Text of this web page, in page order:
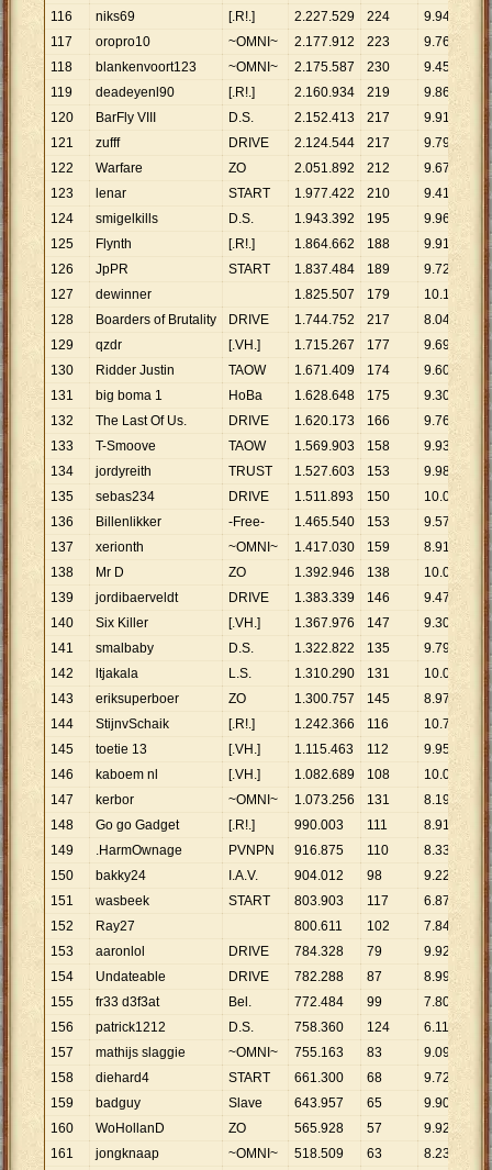
116 niks69 [.R!.] 2.227.529 224 9.944
117
oropro10 ~OMNI~ 2.177.912 223 9.766
118
blankenvoort123 ~OMNI~ 2.175.587 230 9.459
119
deadeyenl90 [.R!.] 2.160.934 219 9.867
120
BarFly VIII D.S. 2.152.413 217 9.919
121
zufff DRIVE 2.124.544 217 9.791
122
Warfare ZO 2.051.892 212 9.679
123
lenar START 1.977.422 210 9.416
124
smigelkills D.S. 1.943.392 195 9.966
125
Flynth [.R!.] 1.864.662 188 9.918
126
JpPR START 1.837.484 189 9.722
127
dewinner 1.825.507 179 10.198
128
Boarders of Brutality DRIVE 1.744.752 217 8.040
129
qzdr [.VH.] 1.715.267 177 9.691
130
Ridder Justin TAOW 1.671.409 174 9.606
131
big boma 1 HoBa 1.628.648 175 9.307
132
The Last Of Us. DRIVE 1.620.173 166 9.760
133
T-Smoove TAOW 1.569.903 158 9.936
134
jordyreith TRUST 1.527.603 153 9.984
135
sebas234 DRIVE 1.511.893 150 10.079
136
Billenlikker -Free- 1.465.540 153 9.579
137
xerionth ~OMNI~ 1.417.030 159 8.912
138
Mr D ZO 1.392.946 138 10.094
139
jordibaerveldt DRIVE 1.383.339 146 9.475
140
Six Killer [.VH.] 1.367.976 147 9.306
141
smalbaby D.S. 1.322.822 135 9.799
142
ltjakala L.S. 1.310.290 131 10.002
143
eriksuperboer ZO 1.300.757 145 8.971
144
StijnvSchaik [.R!.] 1.242.366 116 10.710
145
toetie 13 [.VH.] 1.115.463 112 9.959
146
kaboem nl [.VH.] 1.082.689 108 10.025
147
kerbor ~OMNI~ 1.073.256 131 8.193
148
Go go Gadget [.R!.] 990.003 111 8.919
149
.HarmOwnage PVNPN 916.875 110 8.335
150
bakky24 I.A.V. 904.012 98 9.225
151
wasbeek START 803.903 117 6.871
152
Ray27 800.611 102 7.849
153
aaronlol DRIVE 784.328 79 9.928
154
Undateable DRIVE 782.288 87 8.992
155
fr33 d3f3at Bel. 772.484 99 7.803
156
patrick1212 D.S. 758.360 124 6.116
157
mathijs slaggie ~OMNI~ 755.163 83 9.098
158
diehard4 START 661.300 68 9.725
159
badguy Slave 643.957 65 9.907
160
WoHollanD ZO 565.928 57 9.929
161
jongknaap ~OMNI~ 518.509 63 8.230